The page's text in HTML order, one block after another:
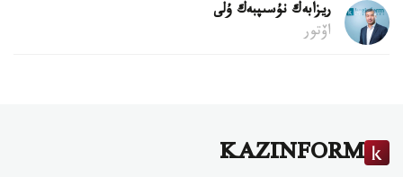
ريزابەك نۇسىپبەك ۇلى
اۆتور
KAZINFORM